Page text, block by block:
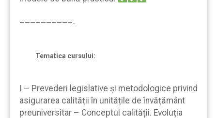
——————————-
Tematica cursului:
I – Prevederi legislative și metodologice privind
asigurarea calității în unitățile de învățământ
preuniversitar – Conceptul calității. Evoluția